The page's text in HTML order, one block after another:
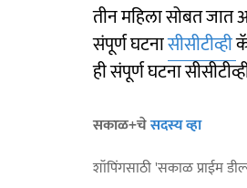
तीन महिला सोबत जात
संपूर्ण घटनासीसीटीव्ही
ही संपूर्ण घटना
सकाळ+चेसदस्य व्हा
शॉपिंगसाठी 'सकाळ प्राईम